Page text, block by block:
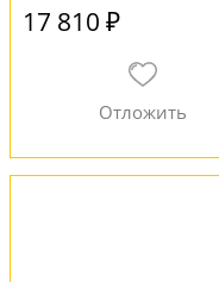
17 810 ₽